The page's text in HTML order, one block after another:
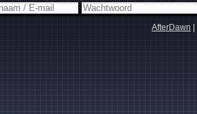
AfterDawn